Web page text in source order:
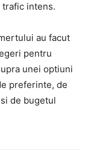
trafic intens.
au facut
pentru
unei optiuni
preferinte, de
de bugetul